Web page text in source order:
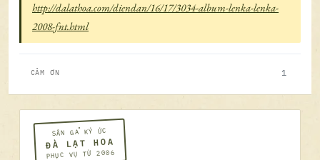
http://dalathoa.com/diendan/16/17/3034-album-lenka-lenka-
2008-fnt.html
CẢM ƠN 1
SÂN GA KÝ ỨC
ĐÀ LẠT HOA
PHỤC VỤ TỪ 2006